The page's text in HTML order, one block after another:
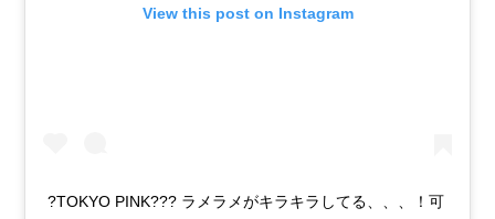
View this post on Instagram
?TOKYO PINK??? ラメラメがキラキラしてる、、、！可